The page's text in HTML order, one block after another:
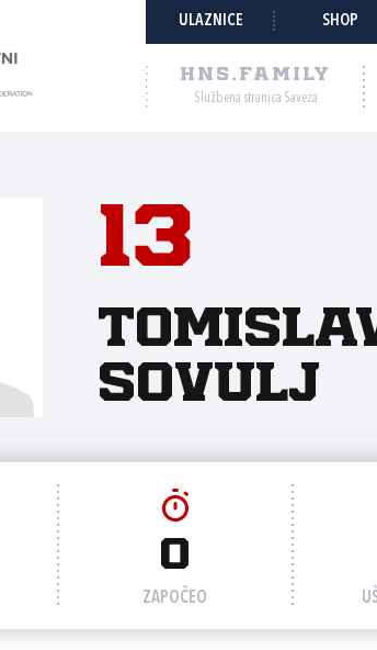
ULAZNICE SHOP
HNS.FAMILY
Službena stranica Saveza
13
Sovulj
0
ZAPOČEO